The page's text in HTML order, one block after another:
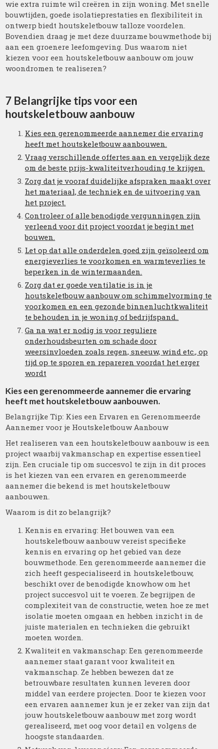
wie extra ruimte wil creëren in zijn woning. Met snelle
bouwtijden, goede isolatieprestaties en flexibiliteit in
ontwerp biedt houtskeletbouw talloze voordelen.
Bovendien draag je met deze duurzame bouwmethode bij
aan een groenere leefomgeving. Dus waarom niet
kiezen voor een houtskeletbouw aanbouw om jouw
woondromen te realiseren?
7 Belangrijke tips voor een
houtskeletbouw aanbouw
Kies een gerenommeerde aannemer die ervaring
heeft met houtskeletbouw aanbouwen.
Vraag verschillende offertes aan en vergelijk deze
om de beste prijs-kwaliteitverhouding te krijgen.
Zorg dat je vooraf duidelijke afspraken maakt over
het materiaal, de techniek en de uitvoering van
het project.
Controleer of alle benodigde vergunningen zijn
verleend voor dit project voordat je begint met
bouwen.
Let op dat alle onderdelen goed zijn geïsoleerd om
energieverlies te voorkomen en warmteverlies te
beperken in de wintermaanden.
Zorg dat er goede ventilatie is in je
houtskeletbouw aanbouw om schimmelvorming te
voorkomen en een gezonde binnenluchtkwaliteit
te behouden in je woning of bedrijfspand..
Ga na wat er nodig is voor reguliere
onderhoudsbeurten om schade door
weersinvloeden zoals regen, sneeuw, wind etc., op
tijd op te sporen en repareren voordat het erger
wordt
Kies een gerenommeerde aannemer die ervaring
heeft met houtskeletbouw aanbouwen.
Belangrijke Tip: Kies een Ervaren en Gerenommeerde
Aannemer voor je Houtskeletbouw Aanbouw
Het realiseren van een houtskeletbouw aanbouw is een
project waarbij vakmanschap en expertise essentieel
zijn. Een cruciale tip om succesvol te zijn in dit proces
is het kiezen van een ervaren en gerenommeerde
aannemer die bekend is met houtskeletbouw
aanbouwen.
Waarom is dit zo belangrijk?
Kennis en ervaring: Het bouwen van een
houtskeletbouw aanbouw vereist specifieke
kennis en ervaring op het gebied van deze
bouwmethode. Een gerenommeerde aannemer die
zich heeft gespecialiseerd in houtskeletbouw,
beschikt over de benodigde knowhow om het
project succesvol uit te voeren. Ze begrijpen de
complexiteit van de constructie, weten hoe ze met
isolatie moeten omgaan en hebben inzicht in de
juiste materialen en technieken die gebruikt
moeten worden.
Kwaliteit en vakmanschap: Een gerenommeerde
aannemer staat garant voor kwaliteit en
vakmanschap. Ze hebben bewezen dat ze
betrouwbare resultaten kunnen leveren door
middel van eerdere projecten. Door te kiezen voor
een ervaren aannemer kun je er zeker van zijn dat
jouw houtskeletbouw aanbouw met zorg wordt
gerealiseerd, met oog voor detail en volgens de
hoogste standaarden.